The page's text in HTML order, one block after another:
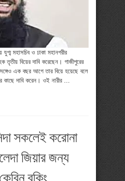
যুগ্ম মহাসচিব ও ঢাকা মহানগরীর
তৃতীয় বিয়ের দাবি করেছেন। গাজীপুরের
সঙ্গেও এক বছর আগে তার বিয়ে হয়েছে বলে
কাছে দাবি করেন। ওই নারীর ...
সকলেই করোনা
জিয়ার জন্য
বুকিং